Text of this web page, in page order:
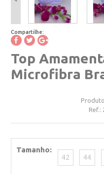
Compartilhe:
Top
Microfibra
Ref.:
Tamanho
42 44